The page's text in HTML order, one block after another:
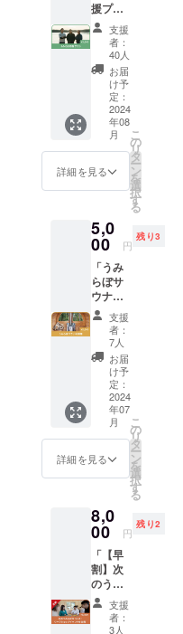
仲間を募集
します！
援プラ
ン」 と
にかく
うみら
ぼを応
援した
い！と
いう方
のため
のプラ
ンで
す！ お
礼の
メール
りしま
す。 こ
のリ
ターン
は
30000
円のリ
ターン
（うみ
らぼ大
応援プ
ラン）
と同一
の内容
になり
ます。
支援
者：
40人
お届
け予
定：
2024
年08
月
詳細を見る
こ
の
リ
タ
ー
ン
を
選
択
す
る
5,0
00 円
残り3
「うみ
らぼサ
ウナ利
用権」
複合リ
トリー
ト「う
みら
ぼ」内
にあ
る、バ
レルサ
ウナの
利用権
を付与
いたし
普段は
一島貸
切のう
みらぼ
です
が、ド
ロップ
インで
のサウ
支援
者：
7人
お届
け予
定：
2024
年07
月
詳細を見る
こ
の
リ
タ
ー
ン
を
選
択
す
る
8,0
00 円
残り2
「【早
割】次
のうみ
らぼを
つく
る！
支援
者：
3人